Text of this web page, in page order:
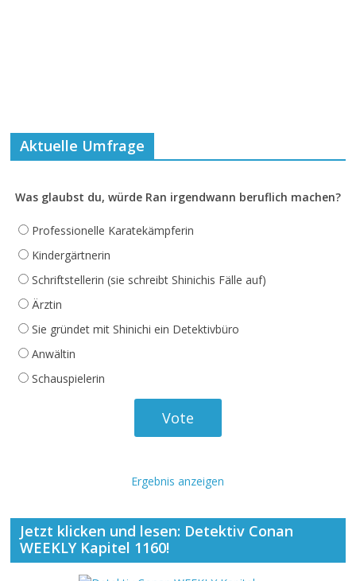
Aktuelle Umfrage
Was glaubst du, würde Ran irgendwann beruflich machen?
Professionelle Karatekämpferin
Kindergärtnerin
Schriftstellerin (sie schreibt Shinichis Fälle auf)
Ärztin
Sie gründet mit Shinichi ein Detektivbüro
Anwältin
Schauspielerin
Ergebnis anzeigen
Jetzt klicken und lesen: Detektiv Conan
WEEKLY Kapitel 1160!